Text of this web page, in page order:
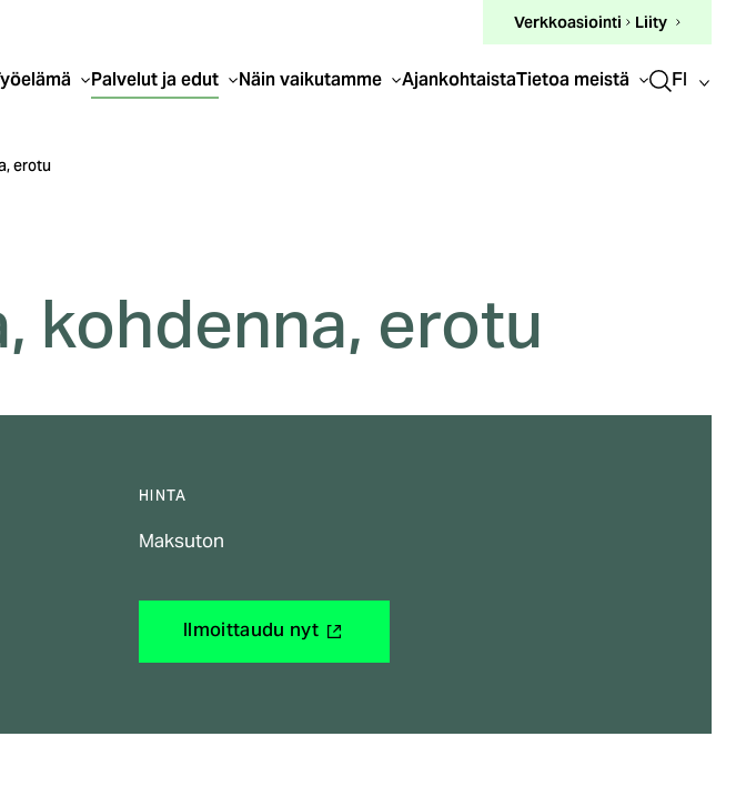
Verkkoasiointi (ulkoinen
linkki)
Liity
Palvelut ja edut Näin vaikutamme AjankohtaistaTietoa meistä FI
erotu
kohdenna, erotu
HINTA
Maksuton
Ilmoittaudu nyt(ulkoinen
linkki)